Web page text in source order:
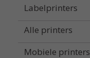
Labelprinters
Alle printers
Mobiele printers